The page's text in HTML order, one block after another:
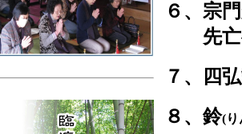
６、 宗
先亡
７、
四
８、 鈴(り